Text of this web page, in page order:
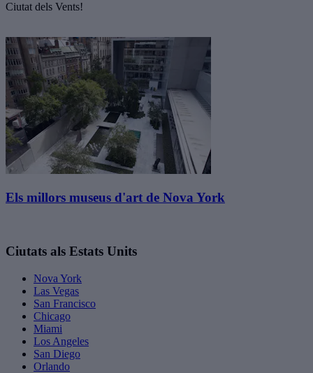
Ciutat dels Vents!
Els millors museus d'art de Nova York
Ciutats als Estats Units
Nova York
Las Vegas
San Francisco
Chicago
Miami
Los Angeles
San Diego
Orlando